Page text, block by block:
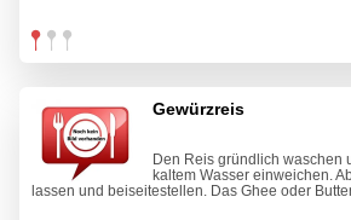
Gewürzreis
Den Reis gründlich waschen
kaltem Wasser einweichen.
lassen und beiseitestellen. Das Ghee oder